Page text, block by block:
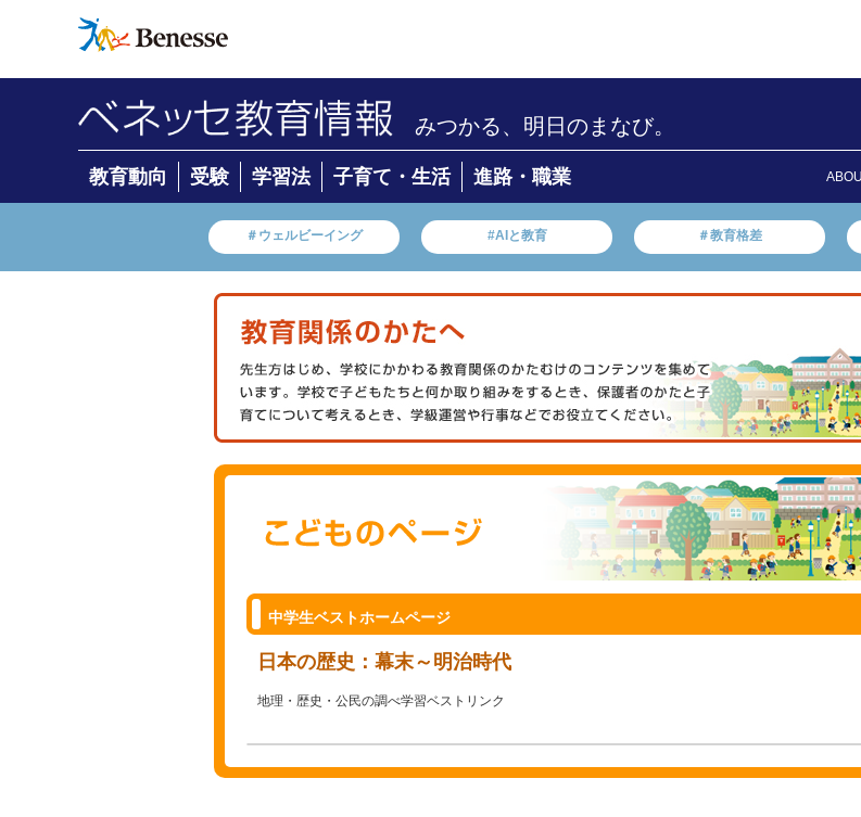
みつかる、明日のまなび。
教育動向 受験 学習法 子育て・生活 進路・職業
＃ウェルビーイング #AIと教育 ＃教育格差
中学生ベストホームページ
日本の歴史：幕末～明治時代
地理・歴史・公民の調べ学習ベストリンク